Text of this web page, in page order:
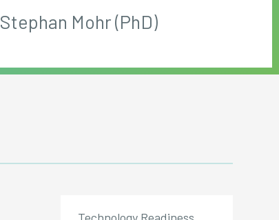
Stephan Mohr (PhD)